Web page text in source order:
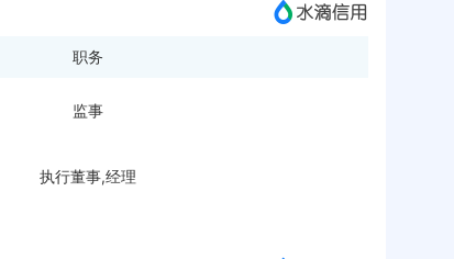
职务
监事
执行董事,经理